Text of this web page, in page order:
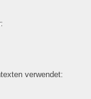
verwendet: